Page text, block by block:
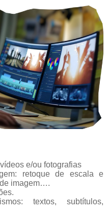
e/ou fotografias
retoque de escala e
imagem….
textos, subtítulos,